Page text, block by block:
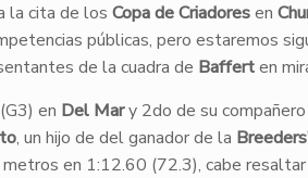
la cita de los Copa de Criadoresen
públicas, pero estaremos
de la cuadra de Bafferten
en Del Mary 2do de su
, un hijo de del ganador de la
en 1:12.60 (72.3), cabe